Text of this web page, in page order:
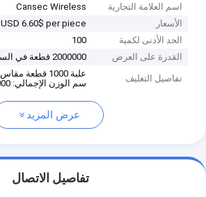
اسم العلامة التجارية
Cansec Wireless
الأسعار
USD 6.60$ per piece
الحد الأدنى لكمية
100
القدرة على العرض
2000000 قطعة في السنة
تفاصيل التغليف
سم الوزن الإجمالي: 5.000 كجم
عرض المزيد
تفاصيل الاتصال